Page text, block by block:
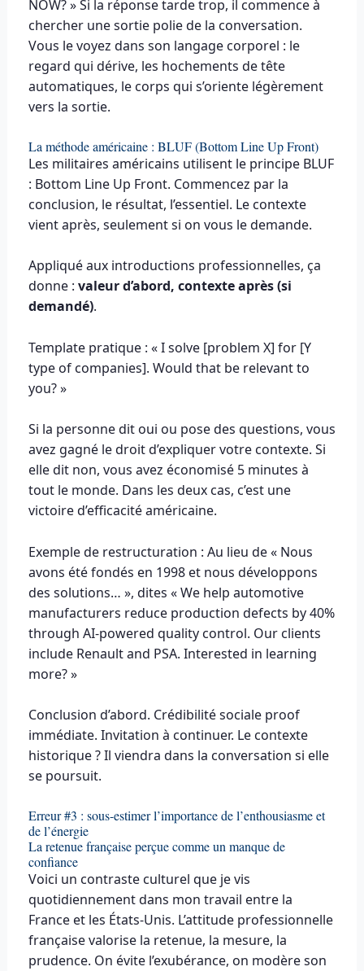
NOW? » Si la réponse tarde trop, il commence à
chercher une sortie polie de la conversation.
Vous le voyez dans son langage corporel : le
regard qui dérive, les hochements de tête
automatiques, le corps qui s’oriente légèrement
vers la sortie.
La méthode américaine : BLUF (Bottom Line Up Front)
Les militaires américains utilisent le principe BLUF
: Bottom Line Up Front. Commencez par la
conclusion, le résultat, l’essentiel. Le contexte
vient après, seulement si on vous le demande.
Appliqué aux introductions professionnelles, ça
donne : valeur d’abord, contexte après (si
demandé).
Template pratique : « I solve [problem X] for [Y
type of companies]. Would that be relevant to
you? »
Si la personne dit oui ou pose des questions, vous
avez gagné le droit d’expliquer votre contexte. Si
elle dit non, vous avez économisé 5 minutes à
tout le monde. Dans les deux cas, c’est une
victoire d’efficacité américaine.
Exemple de restructuration : Au lieu de « Nous
avons été fondés en 1998 et nous développons
des solutions… », dites « We help automotive
manufacturers reduce production defects by 40%
through AI-powered quality control. Our clients
include Renault and PSA. Interested in learning
more? »
Conclusion d’abord. Crédibilité sociale proof
immédiate. Invitation à continuer. Le contexte
historique ? Il viendra dans la conversation si elle
se poursuit.
Erreur #3 : sous-estimer l’importance de l’enthousiasme et
de l’énergie
La retenue française perçue comme un manque de
confiance
Voici un contraste culturel que je vis
quotidiennement dans mon travail entre la
France et les États-Unis. L’attitude professionnelle
française valorise la retenue, la mesure, la
prudence. On évite l’exubérance, on modère son